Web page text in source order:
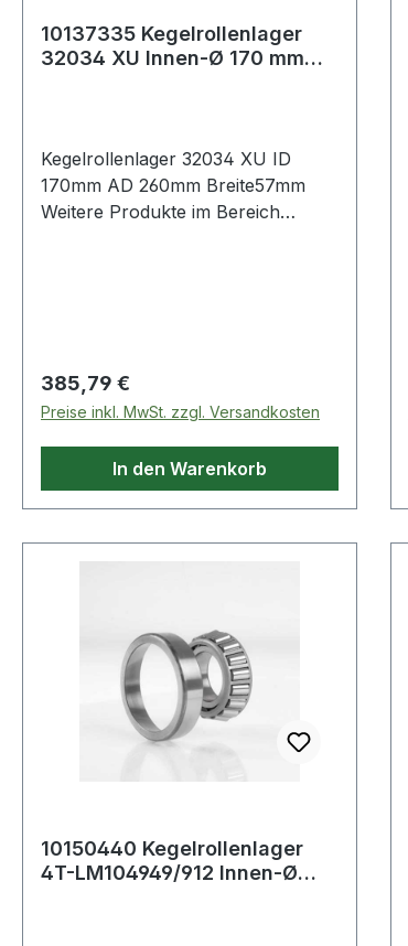
10137335 Kegelrollenlager
32034 XU Innen-Ø 170 mm
Kegelrollenlager 32034 XU ID
170mm AD 260mm Breite57mm
Weitere Produkte im Bereich
Regulärer Preis:
385,79 €
Preise inkl. MwSt. zzgl. Versandkosten
In den Warenkorb
10150440 Kegelrollenlager
4T-LM104949/912 Innen-Ø